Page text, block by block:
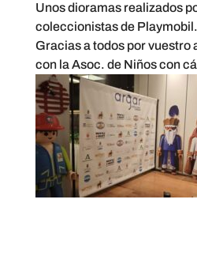
Unos dioramas realizados
coleccionistas de Playmobil.
Gracias a todos por vuestro
con la Asoc. de Niños con